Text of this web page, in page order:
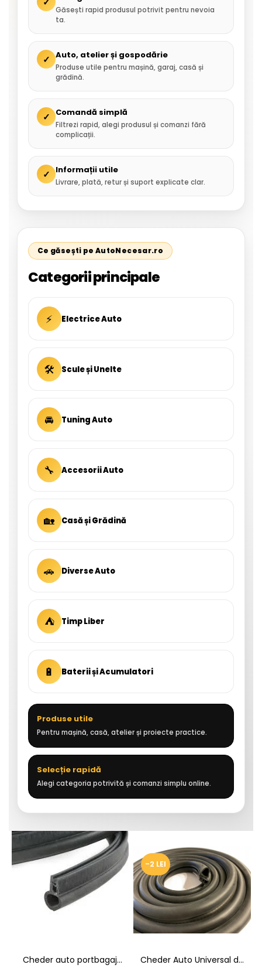
Găsești rapid produsul potrivit pentru nevoia
ta.
✓ Auto, atelier și gospodărie
Produse utile pentru mașină, garaj, casă și
grădină.
✓ Comandă simplă
Filtrezi rapid, alegi produsul și comanzi fără
complicații.
✓ Informații utile
Livrare, plată, retur și suport explicate clar.
Ce găsești pe AutoNecesar.ro
Categorii principale
⚡ Electrice Auto
🛠 Scule și Unelte
🚘 Tuning Auto
🔧 Accesorii Auto
🏡 Casă și Grădină
🚗 Diverse Auto
⛺ Timp Liber
🔋 Baterii și Acumulatori
Produse utile
Pentru mașină, casă, atelier și proiecte practice.
Selecție rapidă
Alegi categoria potrivită și comanzi simplu online.
Cheder auto portbagaj
-2 LEI
Cheder Auto Universal de